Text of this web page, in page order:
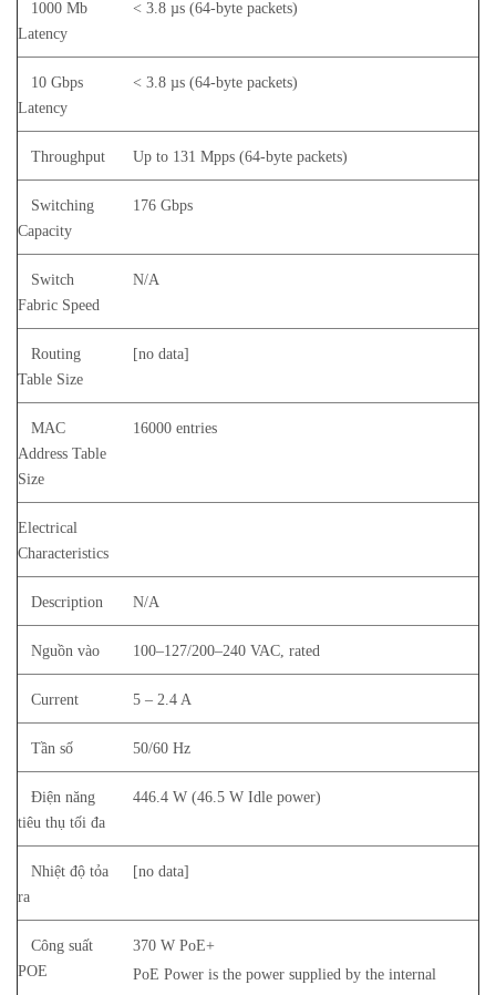
1000 Mb
Latency
< 3.8 µs (64-byte packets)
10 Gbps
Latency
< 3.8 µs (64-byte packets)
Throughput Up to 131 Mpps (64-byte packets)
Switching
Capacity
176 Gbps
Switch
Fabric Speed
N/A
Routing
Table Size
[no data]
MAC
Address Table
Size
16000 entries
Electrical
Characteristics
Description N/A
Nguồn vào 100–127/200–240 VAC, rated
Current 5 – 2.4 A
Tần số 50/60 Hz
Điện năng
tiêu thụ tối đa
446.4 W (46.5 W Idle power)
Nhiệt độ tỏa
ra
[no data]
Công suất
POE
370 W PoE+
PoE Power is the power supplied by the internal